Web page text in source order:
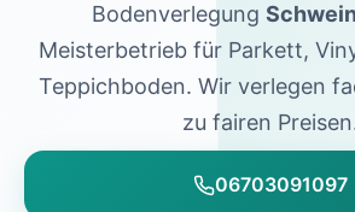
Bodenverlegung
Meisterbetrieb für Parkett,
Teppichboden. Wir verlegen
zu fairen
06703091097